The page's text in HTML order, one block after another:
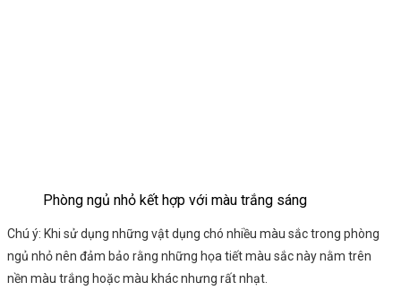
Phòng ngủ nhỏ kết hợp với màu trắng sáng
Chú ý: Khi sử dụng những vật dụng chó nhiều màu sắc trong phòng
ngủ nhỏ nên đảm bảo rằng những họa tiết màu sắc này nằm trên
nền màu trắng hoặc màu khác nhưng rất nhạt.